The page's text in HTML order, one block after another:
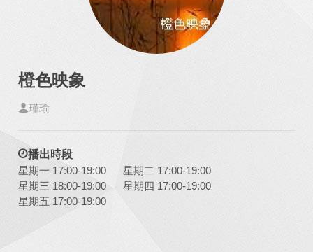
橙色映象
瑾瑜
播出時段
星期一 17:00-19:00
星期二 17:00-19:00
星期三 18:00-19:00
星期四 17:00-19:00
星期五 17:00-19:00